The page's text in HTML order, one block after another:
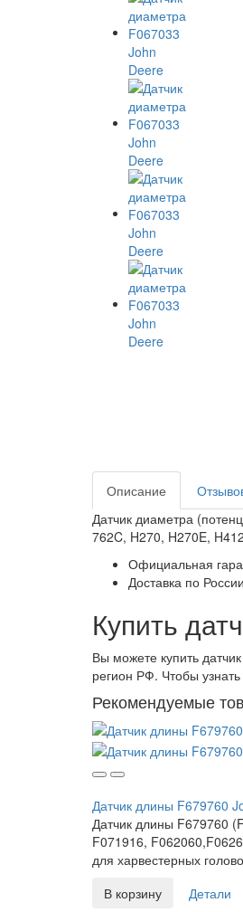
Описание
Датчик диаметра
762C, H270, H270E,
Официальная
Доставка по
Купить
Вы можете купить
регион РФ. Чтобы
Рекомендуемые
Датчик длины F679760
Датчик длины F679760
F071916,
для харвестерных
В корзину
Детали